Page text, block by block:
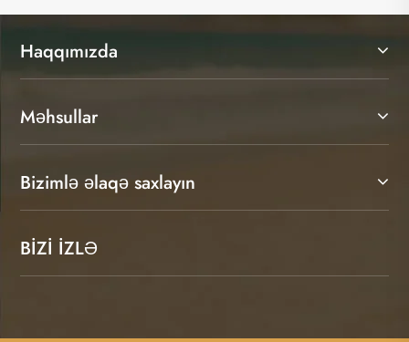
Haqqımızda
Məhsullar
Bizimlə əlaqə saxlayın
BİZİ İZLƏ